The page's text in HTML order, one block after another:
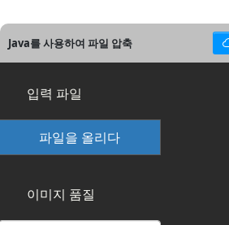
Java를 사용하여 파일 압축
입력 파일
파일을 올리다
이미지 품질